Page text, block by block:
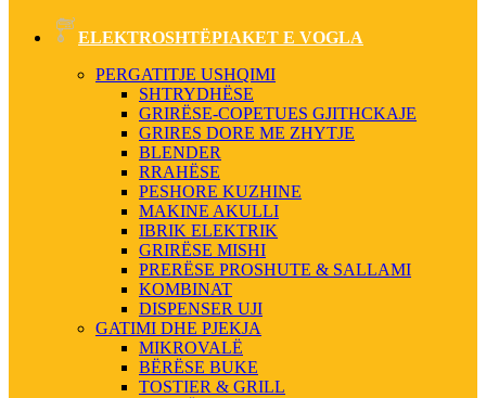
ELEKTROSHTËPIAKET E VOGLA
PERGATITJE USHQIMI
SHTRYDHËSE
GRIRËSE-COPETUES GJITHCKAJE
GRIRES DORE ME ZHYTJE
BLENDER
RRAHËSE
PESHORE KUZHINE
MAKINE AKULLI
IBRIK ELEKTRIK
GRIRËSE MISHI
PRERËSE PROSHUTE & SALLAMI
KOMBINAT
DISPENSER UJI
GATIMI DHE PJEKJA
MIKROVALË
BËRËSE BUKE
TOSTIER & GRILL